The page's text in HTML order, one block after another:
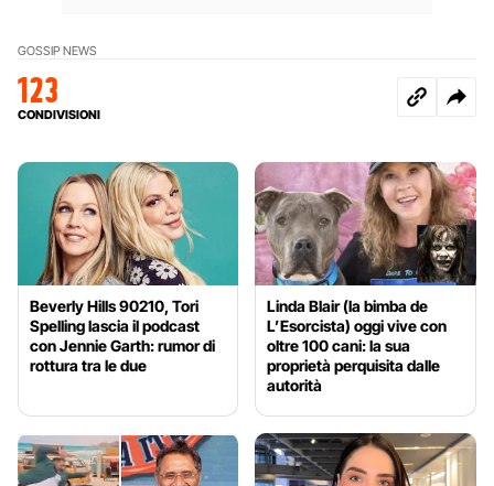
GOSSIP NEWS
123
CONDIVISIONI
Beverly Hills 90210, Tori
Spelling lascia il podcast
con Jennie Garth: rumor di
rottura tra le due
Linda Blair (la bimba de
L’Esorcista) oggi vive con
oltre 100 cani: la sua
proprietà perquisita dalle
autorità